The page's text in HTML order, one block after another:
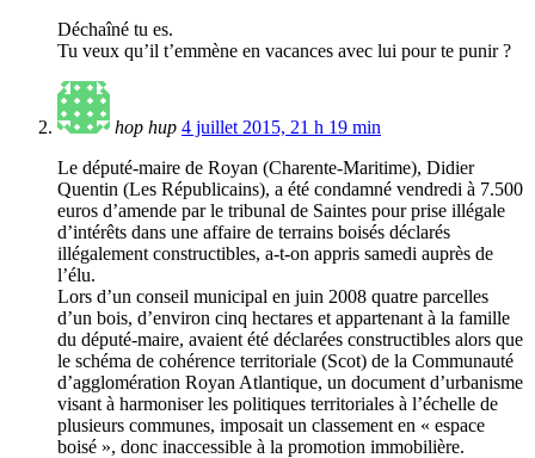
Déchaîné tu es.
Tu veux qu’il t’emmène en vacances avec lui pour te punir ?
hop hup 4 juillet 2015, 21 h 19 min
Le député-maire de Royan (Charente-Maritime), Didier
Quentin (Les Républicains), a été condamné vendredi à 7.500
euros d’amende par le tribunal de Saintes pour prise illégale
d’intérêts dans une affaire de terrains boisés déclarés
illégalement constructibles, a-t-on appris samedi auprès de
l’élu.
Lors d’un conseil municipal en juin 2008 quatre parcelles
d’un bois, d’environ cinq hectares et appartenant à la famille
du député-maire, avaient été déclarées constructibles alors que
le schéma de cohérence territoriale (Scot) de la Communauté
d’agglomération Royan Atlantique, un document d’urbanisme
visant à harmoniser les politiques territoriales à l’échelle de
plusieurs communes, imposait un classement en « espace
boisé », donc inaccessible à la promotion immobilière.